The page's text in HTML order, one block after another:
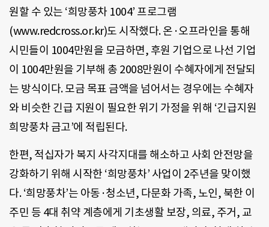
원할 수 있는 ‘희망풍차 1004’ 프로그램
(www.redcross.or.kr)도 시작했다. 온·오프라인을 통해
시민들이 1004만원을 모금하면, 후원 기업으로 나선 기업
이 1004만원을 기부해 총 2008만원이 수혜자에게 전달되
는 방식이다. 모금 목표 금액을 넘어서는 경우에는 수혜자
와 비슷한 긴급 지원이 필요한 위기 가정을 위해 ‘긴급지원
희망풍차 금고’에 적립된다.
한편, 적십자가 복지 사각지대를 해소하고 사회 안전망을
강화하기 위해 시작한 ‘희망풍차’ 사업이 2주년을 맞이했
다. ‘희망풍차’는 아동·청소년, 다문화 가족, 노인, 북한 이
주민 등 4대 취약 계층에게 기초생활 보장, 의료, 주거, 교